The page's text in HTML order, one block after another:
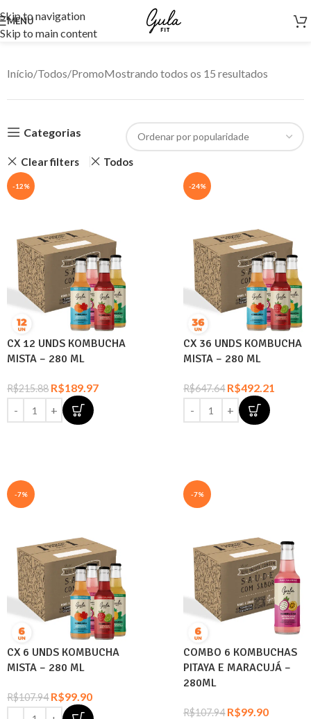
Skip to navigation
Skip to main content
MENU
Início Todos PromoMostrando todos os 15 resultados
Categorias
Clear filters Todos
-12%
CX 12 UNDS KOMBUCHA
MISTA – 280 ML
R$215.88 R$189.97
-24%
CX 36 UNDS KOMBUCHA
MISTA – 280 ML
R$647.64 R$492.21
-7%
CX 6 UNDS KOMBUCHA
MISTA – 280 ML
R$107.94 R$99.90
-7%
COMBO 6 KOMBUCHAS
PITAYA E MARACUJÁ –
280ML
R$107.94 R$99.90